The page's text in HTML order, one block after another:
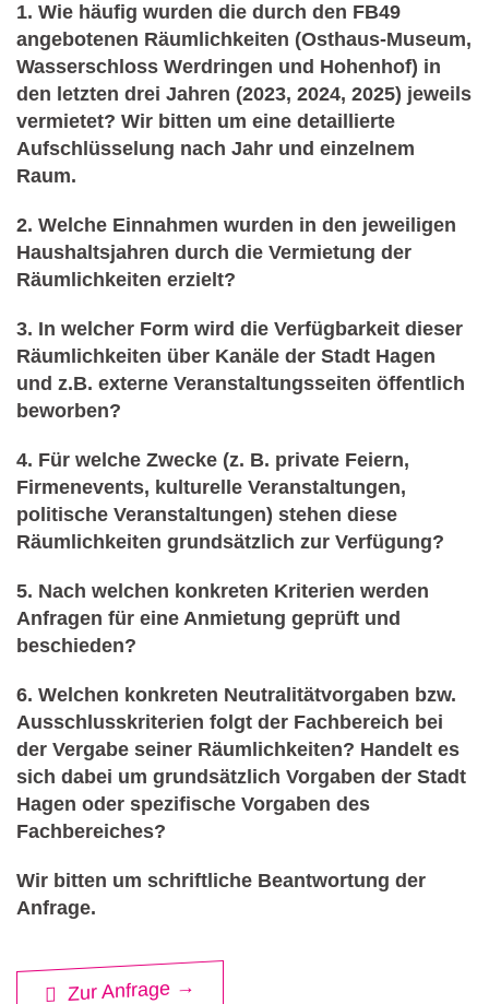
1. Wie häufig wurden die durch den FB49
angebotenen Räumlichkeiten (Osthaus-Museum,
Wasserschloss Werdringen und Hohenhof) in
den letzten drei Jahren (2023, 2024, 2025) jeweils
vermietet? Wir bitten um eine detaillierte
Aufschlüsselung nach Jahr und einzelnem
Raum.
2. Welche Einnahmen wurden in den jeweiligen
Haushaltsjahren durch die Vermietung der
Räumlichkeiten erzielt?
3. In welcher Form wird die Verfügbarkeit dieser
Räumlichkeiten über Kanäle der Stadt Hagen
und z.B. externe Veranstaltungsseiten öffentlich
beworben?
4. Für welche Zwecke (z. B. private Feiern,
Firmenevents, kulturelle Veranstaltungen,
politische Veranstaltungen) stehen diese
Räumlichkeiten grundsätzlich zur Verfügung?
5. Nach welchen konkreten Kriterien werden
Anfragen für eine Anmietung geprüft und
beschieden?
6. Welchen konkreten Neutralitätvorgaben bzw.
Ausschlusskriterien folgt der Fachbereich bei
der Vergabe seiner Räumlichkeiten? Handelt es
sich dabei um grundsätzlich Vorgaben der Stadt
Hagen oder spezifische Vorgaben des
Fachbereiches?
Wir bitten um schriftliche Beantwortung der
Anfrage.
Zur Anfrage →